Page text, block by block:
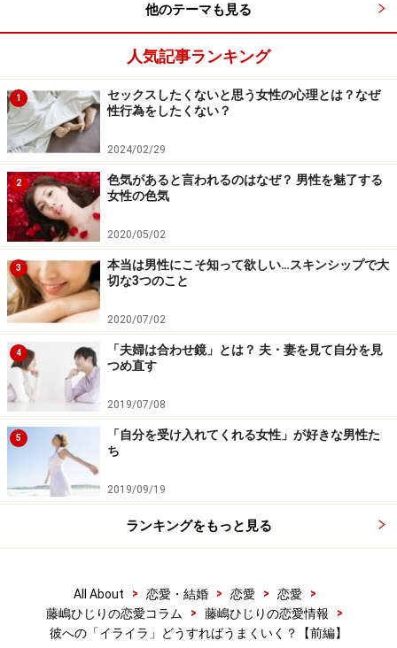
他のテーマも見る
人気記事ランキング
1
セックスしたくないと思う女性の心理とは？なぜ
性行為をしたくない？
2024/02/29
2
色気があると言われるのはなぜ？ 男性を魅了する
女性の色気
2020/05/02
3
本当は男性にこそ知って欲しい…スキンシップで大
切な3つのこと
2020/07/02
4
「夫婦は合わせ鏡」とは？ 夫・妻を見て自分を見
つめ直す
2019/07/08
5
「自分を受け入れてくれる女性」が好きな男性た
ち
2019/09/19
ランキングをもっと見る
All About > 恋愛・結婚 > 恋愛 > 恋愛
>
藤嶋ひじりの恋愛コラム
> 藤嶋ひじりの恋愛情報
>
彼への「イライラ」どうすればうまくいく？【前編】